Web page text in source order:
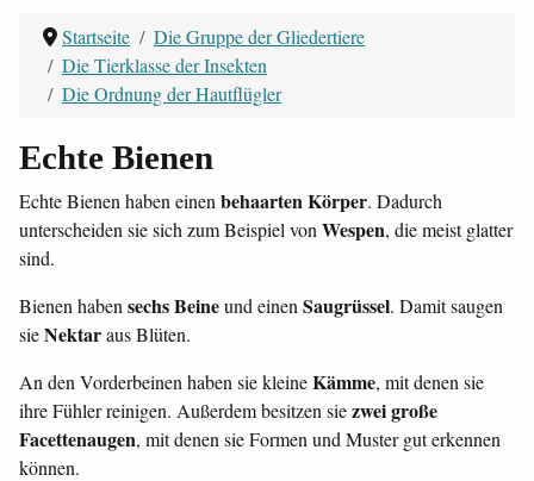
Startseite
Die Gruppe der Gliedertiere
Die Tierklasse der Insekten
Die Ordnung der Hautflügler
Echte Bienen
Echte Bienen haben einen behaarten Körper. Dadurch
unterscheiden sie sich zum Beispiel von Wespen, die meist glatter
sind.
Bienen haben sechs Beineund einen Saugrüssel. Damit saugen
sieNektaraus Blüten.
An den Vorderbeinen haben sie kleineKämme, mit denen sie
ihre Fühler reinigen. Außerdem besitzen siezwei große
Facettenaugen, mit denen sie Formen und Muster gut erkennen
können.